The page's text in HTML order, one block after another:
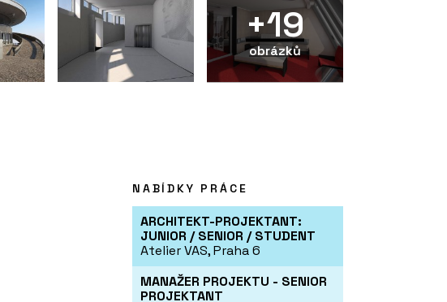
+19
obrázků
NABÍDKY PRÁCE
ARCHITEKT-PROJEKTANT:
JUNIOR / SENIOR / STUDENT
Atelier VAS, Praha 6
MANAŽER PROJEKTU - SENIOR
PROJEKTANT